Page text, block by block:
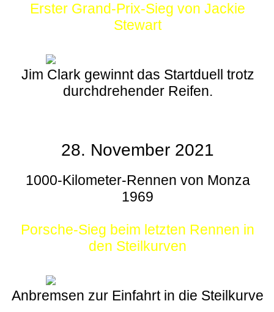
Erster Grand-Prix-Sieg von Jackie
Stewart
Jim Clark gewinnt das Startduell trotz
durchdrehender Reifen.
28. November 2021
1000-Kilometer-Rennen von Monza
1969
Porsche-Sieg beim letzten Rennen in
den Steilkurven
Anbremsen zur Einfahrt in die Steilkurve